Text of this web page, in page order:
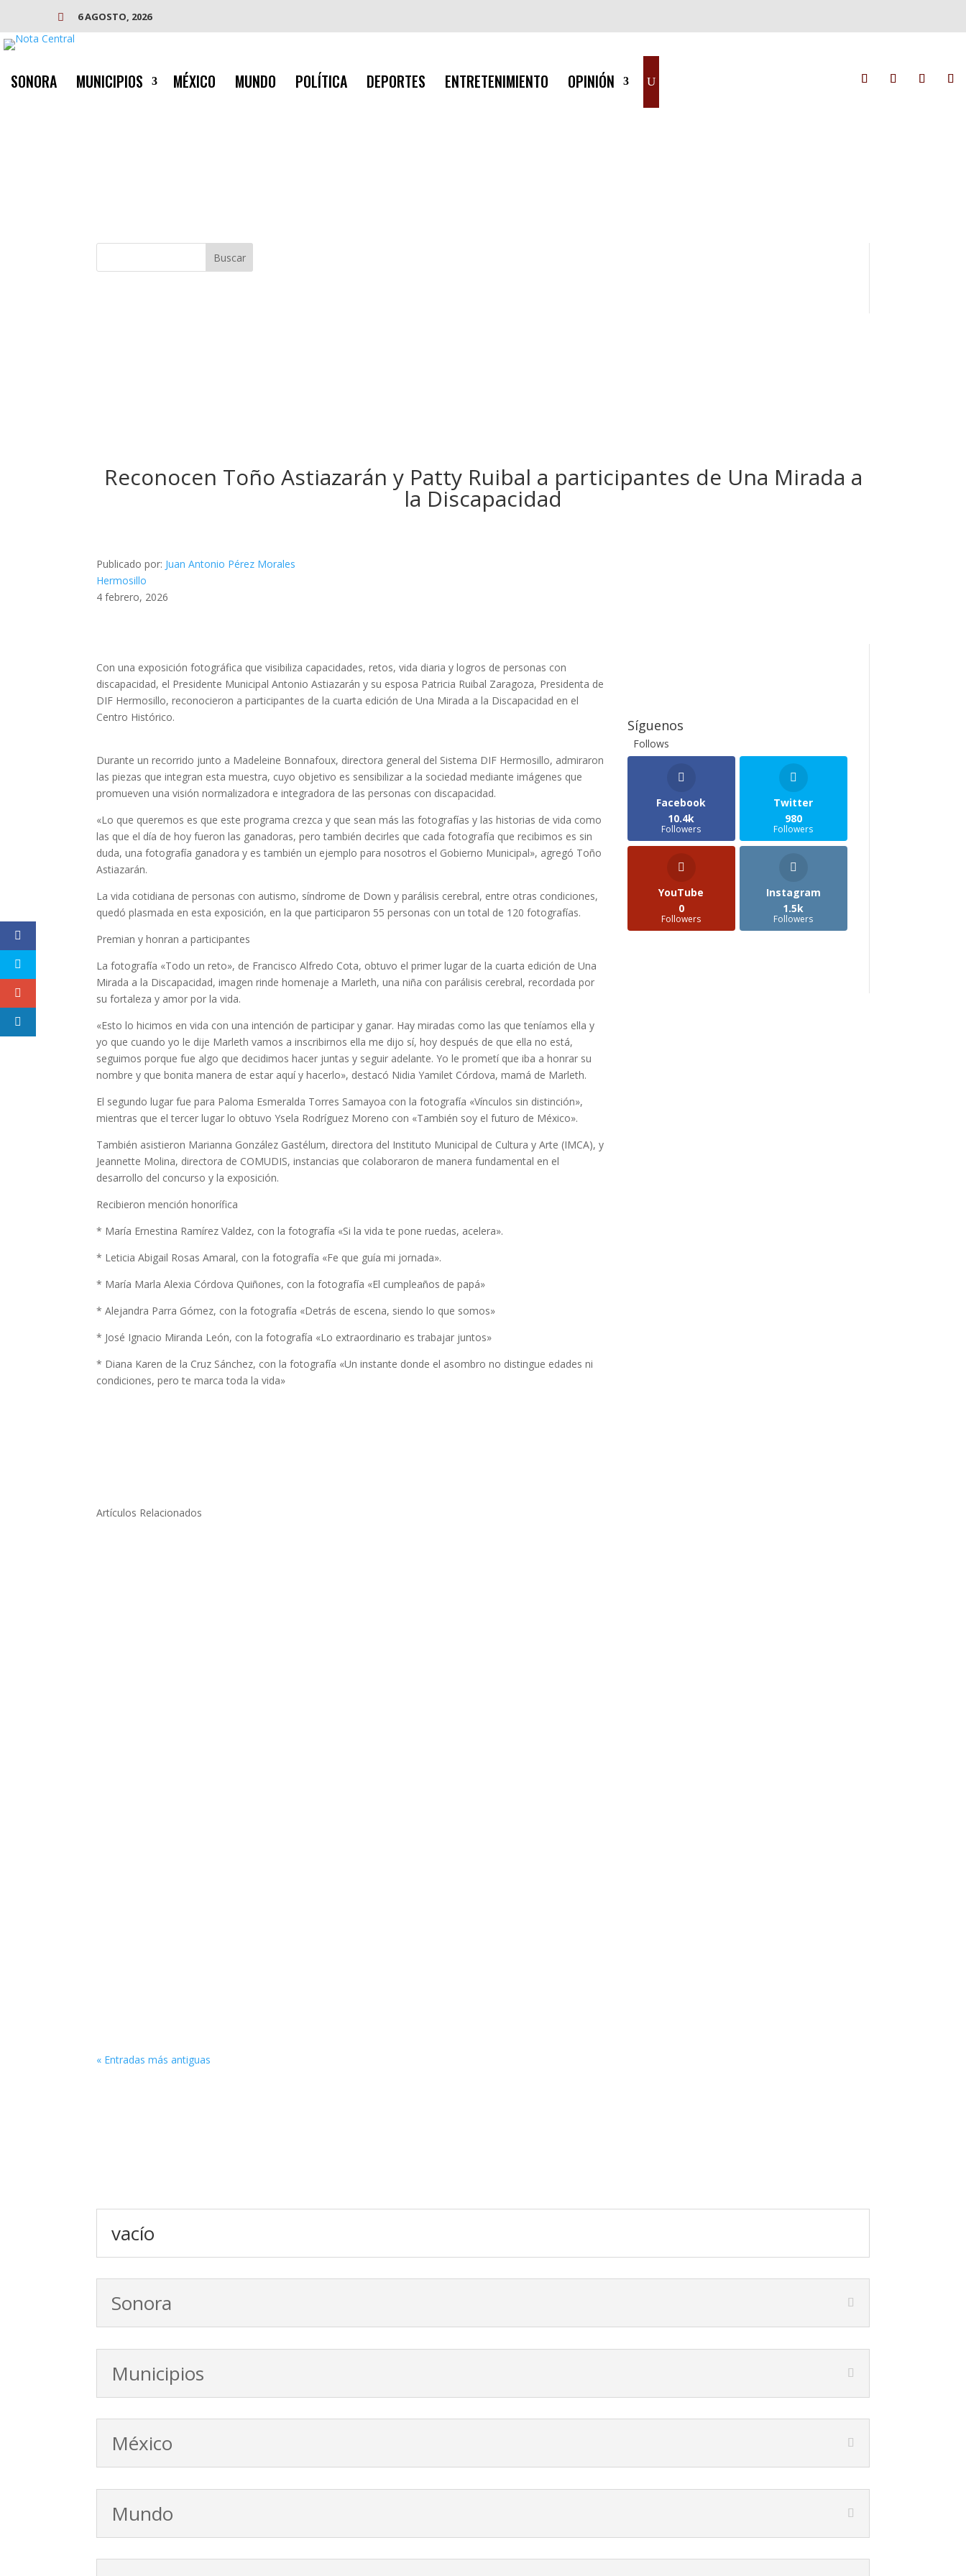
 6 AGOSTO, 2026
SONORA MUNICIPIOS MÉXICO MUNDO POLÍTICA DEPORTES ENTRETENIMIENTO OPINIÓN
Buscar
Reconocen Toño Astiazarán y Patty Ruibal a participantes de Una Mirada a
la Discapacidad
Publicado por: Juan Antonio Pérez Morales
Hermosillo
4 febrero, 2026
Con una exposición fotográfica que visibiliza capacidades, retos, vida diaria y logros de personas con
discapacidad, el Presidente Municipal Antonio Astiazarán y su esposa Patricia Ruibal Zaragoza, Presidenta de
DIF Hermosillo, reconocieron a participantes de la cuarta edición de Una Mirada a la Discapacidad en el
Centro Histórico.
Durante un recorrido junto a Madeleine Bonnafoux, directora general del Sistema DIF Hermosillo, admiraron
las piezas que integran esta muestra, cuyo objetivo es sensibilizar a la sociedad mediante imágenes que
promueven una visión normalizadora e integradora de las personas con discapacidad.
«Lo que queremos es que este programa crezca y que sean más las fotografías y las historias de vida como
las que el día de hoy fueron las ganadoras, pero también decirles que cada fotografía que recibimos es sin
duda, una fotografía ganadora y es también un ejemplo para nosotros el Gobierno Municipal», agregó Toño
Astiazarán.
La vida cotidiana de personas con autismo, síndrome de Down y parálisis cerebral, entre otras condiciones,
quedó plasmada en esta exposición, en la que participaron 55 personas con un total de 120 fotografías.
Premian y honran a participantes
La fotografía «Todo un reto», de Francisco Alfredo Cota, obtuvo el primer lugar de la cuarta edición de Una
Mirada a la Discapacidad, imagen rinde homenaje a Marleth, una niña con parálisis cerebral, recordada por
su fortaleza y amor por la vida.
«Esto lo hicimos en vida con una intención de participar y ganar. Hay miradas como las que teníamos ella y
yo que cuando yo le dije Marleth vamos a inscribirnos ella me dijo sí, hoy después de que ella no está,
seguimos porque fue algo que decidimos hacer juntas y seguir adelante. Yo le prometí que iba a honrar su
nombre y que bonita manera de estar aquí y hacerlo», destacó Nidia Yamilet Córdova, mamá de Marleth.
El segundo lugar fue para Paloma Esmeralda Torres Samayoa con la fotografía «Vínculos sin distinción»,
mientras que el tercer lugar lo obtuvo Ysela Rodríguez Moreno con «También soy el futuro de México».
También asistieron Marianna González Gastélum, directora del Instituto Municipal de Cultura y Arte (IMCA), y
Jeannette Molina, directora de COMUDIS, instancias que colaboraron de manera fundamental en el
desarrollo del concurso y la exposición.
Recibieron mención honorífica
* María Ernestina Ramírez Valdez, con la fotografía «Si la vida te pone ruedas, acelera».
* Leticia Abigail Rosas Amaral, con la fotografía «Fe que guía mi jornada».
* María Marla Alexia Córdova Quiñones, con la fotografía «El cumpleaños de papá»
* Alejandra Parra Gómez, con la fotografía «Detrás de escena, siendo lo que somos»
* José Ignacio Miranda León, con la fotografía «Lo extraordinario es trabajar juntos»
* Diana Karen de la Cruz Sánchez, con la fotografía «Un instante donde el asombro no distingue edades ni
condiciones, pero te marca toda la vida»
Síguenos
Follows
Facebook
10.4k
Followers
Twitter
980
Followers
YouTube
0
Followers
Instagram
1.5k
Followers
Artículos Relacionados
« Entradas más antiguas
vacío
Sonora
Municipios
México
Mundo